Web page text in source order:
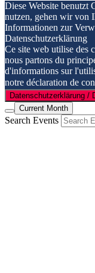
Diese Website benutzt
nutzen, gehen wir von
Informationen zur
Datenschutzerklärung
Ce site web utilise des
nous partons du
d'informations sur
notre déclaration de
Datenschutzerklärung /
Current Month
Search Events